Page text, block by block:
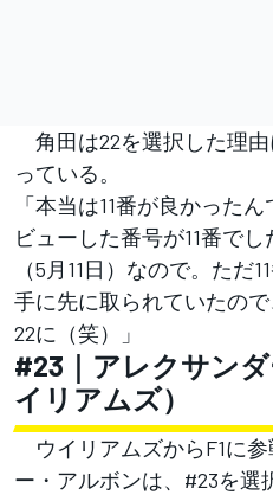
角田は22を選択した理
っている。
「本当は11番が良かった
ビューした番号が11番で
（5月11日）なので。ただ
手に先に取られていたので
22に（笑）」
#23｜アレクサン
イリアムズ）
ウイリアムズからF1に
ー・アルボンは、#23を選